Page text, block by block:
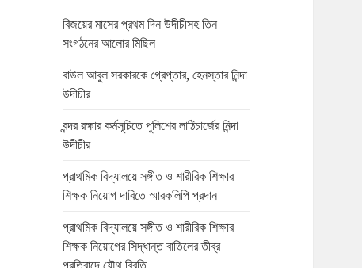
বিজয়ের মাসের প্রথম দিন উদীচীসহ তিন
সংগঠনের আলোর মিছিল
বাউল আবুল সরকারকে গ্রেপ্তার, হেনস্তার নিন্দা
উদীচীর
বন্দর রক্ষার কর্মসূচিতে পুলিশের লাঠিচার্জের নিন্দা
উদীচীর
প্রাথমিক বিদ্যালয়ে সঙ্গীত ও শারীরিক শিক্ষার
শিক্ষক নিয়োগ দাবিতে স্মারকলিপি প্রদান
প্রাথমিক বিদ্যালয়ে সঙ্গীত ও শারীরিক শিক্ষার
শিক্ষক নিয়োগের সিদ্ধান্ত বাতিলের তীব্র